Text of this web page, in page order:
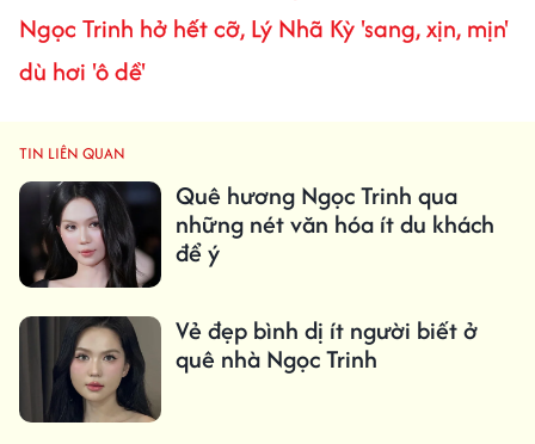
Ngọc Trinh hở hết cỡ, Lý Nhã Kỳ 'sang, xịn, mịn'
dù hơi 'ô dề'
TIN LIÊN QUAN
Quê hương Ngọc Trinh qua
những nét văn hóa ít du khách
để ý
Vẻ đẹp bình dị ít người biết ở
quê nhà Ngọc Trinh